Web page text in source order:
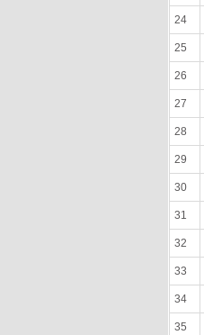
24
25
26
27
28
29
30
31
32
33
34
35